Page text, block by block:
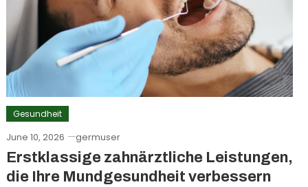
Gesundheit
June 10, 2026 germuser
Erstklassige zahnärztliche Leistungen,
die Ihre Mundgesundheit verbessern